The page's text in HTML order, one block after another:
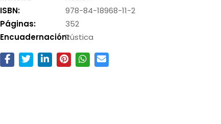
ISBN:
978-84-18968-11-2
Páginas:
352
Encuadernación:Rústica